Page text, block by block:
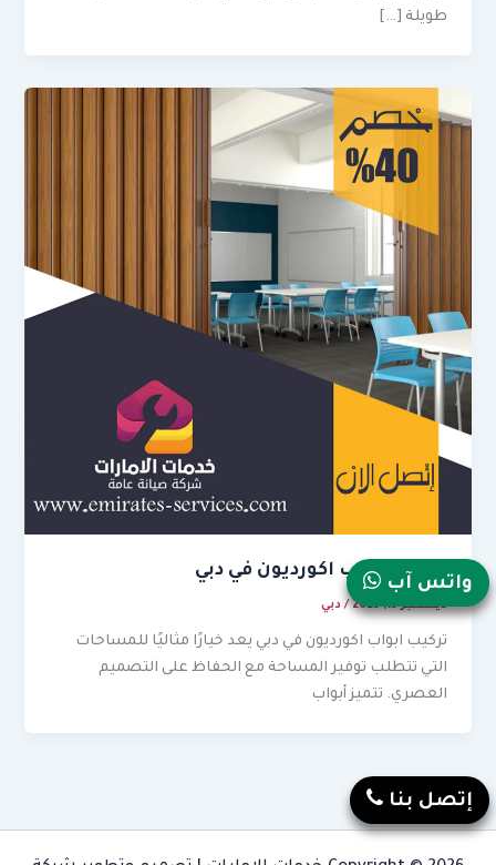
طويلة […]
تركيب ابواب اكورديون في دبي
ديسمبر 15, 2025 / دبي
تركيب ابواب اكورديون في دبي يعد خيارًا مثاليًا للمساحات
التي تتطلب توفير المساحة مع الحفاظ على التصميم
العصري. تتميز أبواب
واتس آب
إتصل بنا